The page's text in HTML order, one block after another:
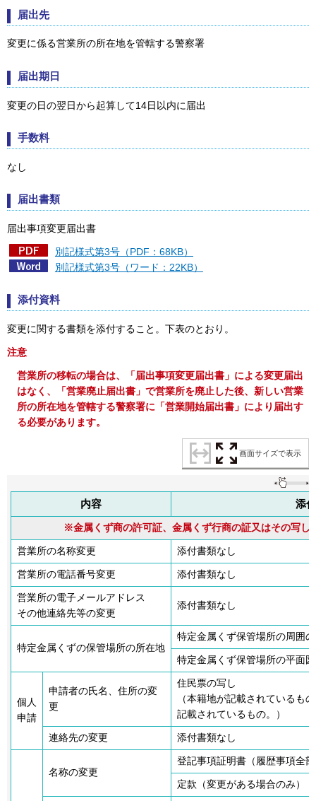
届出先
変更に係る営業所の所在地を管轄する警察署
届出期日
変更の日の翌日から起算して14日以内に届出
手数料
なし
届出書類
届出事項変更届出書
別記様式第3号（PDF：68KB）
別記様式第3号（ワード：22KB）
添付資料
変更に関する書類を添付すること。下表のとおり。
注意
営業所の移転の場合は、「届出事項変更届出書」による変更届出
はなく、「営業廃止届出書」で営業所を廃止した後、新しい営業
所の所在地を管轄する警察署に「営業開始届出書」により届出す
る必要があります。
画面サイズで表示
内容 添
※金属くず商の許可証、金属くず行商の証又はその写し
営業所の名称変更 添付書類なし
営業所の電話番号変更 添付書類なし
営業所の電子メールアドレス
その他連絡先等の変更
添付書類なし
特定金属くずの保管場所の所在地
特定金属くず保管場所の周囲
特定金属くず保管場所の平面図
個人
申請
申請者の氏名、住所の変
更
住民票の写し
（本籍地が記載されているも
記載されているもの。）
連絡先の変更 添付書類なし
名称の変更
登記事項証明書（履歴事項全
定款（変更がある場合のみ）